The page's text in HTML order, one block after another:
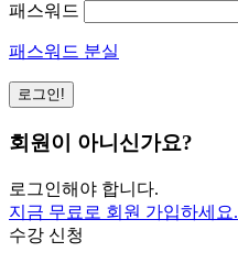
패스워드
패스워드 분실
회원이 아니신가요?
로그인해야 합니다.
지금 무료로 회원 가입하세요.
수강 신청